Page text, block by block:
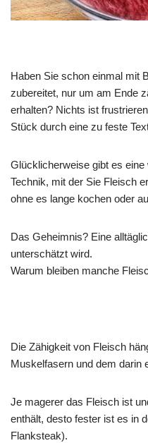
Haben Sie schon einmal mit
zubereitet, nur um am Ende
erhalten? Nichts ist
Stück durch eine zu feste
Glücklicherweise gibt es
Technik, mit der Sie Fleisch
ohne es lange kochen oder
Das Geheimnis? Eine
unterschätzt wird.
Warum bleiben manche
Die Zähigkeit von Fleisch
Muskelfasern und dem darin
Je magerer das Fleisch ist
enthält, desto fester ist es in
Flanksteak).